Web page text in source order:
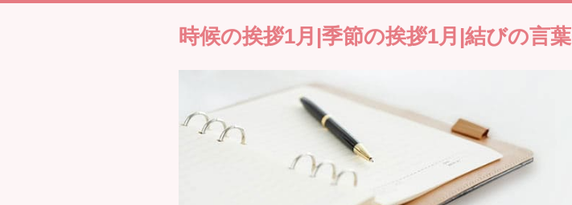
時候の挨拶1月|季節の挨拶1月|結びの言葉